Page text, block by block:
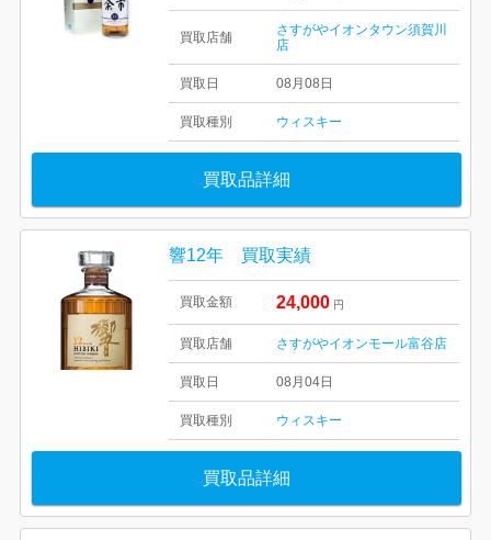
買取店舗
さすがやイオンタウン須賀川
店
買取日 08月08日
買取種別 ウィスキー
買取品詳細
響12年 買取実績
買取金額 24,000 円
買取店舗 さすがやイオンモール富谷店
買取日 08月04日
買取種別 ウィスキー
買取品詳細